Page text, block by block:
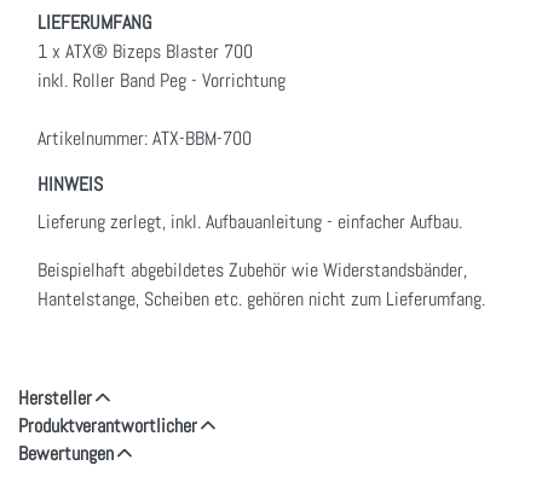
LIEFERUMFANG
1 x ATX® Bizeps Blaster 700
inkl. Roller Band Peg - Vorrichtung
Artikelnummer: ATX-BBM-700
HINWEIS
Lieferung zerlegt, inkl. Aufbauanleitung - einfacher Aufbau.
Beispielhaft abgebildetes Zubehör wie Widerstandsbänder,
Hantelstange, Scheiben etc. gehören nicht zum Lieferumfang.
Hersteller
Produktverantwortlicher
Bewertungen